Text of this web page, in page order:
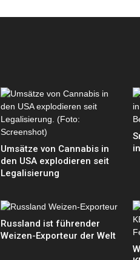
Umsätze von Cannabis in
den USA explodieren seit
Legalisierung
Russland ist führender
Weizen-Exporteur der Welt